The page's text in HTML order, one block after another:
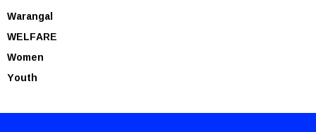
Warangal
WELFARE
Women
Youth